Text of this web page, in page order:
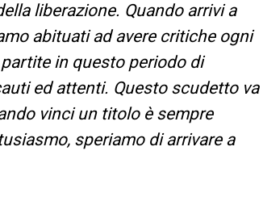
liberazione. Quando arrivi a
abituati ad avere critiche ogni
in questo periodo di
ed attenti. Questo scudetto va
vinci un titolo è sempre
speriamo di arrivare a